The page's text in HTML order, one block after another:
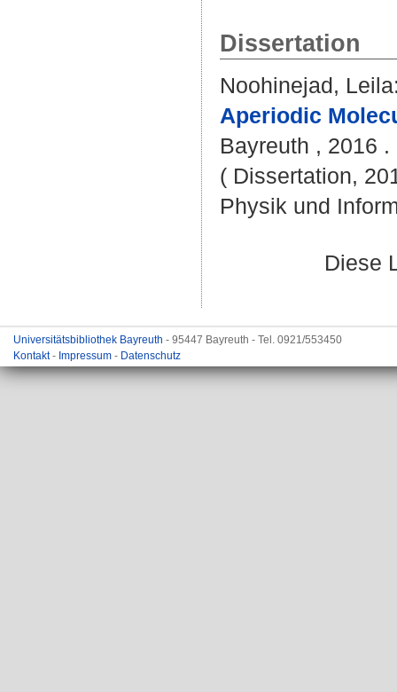
Dissertation
Noohinejad, Leila
Aperiodic
Bayreuth , 2016
( Dissertation,
Physik und
Diese
Universitätsbibliothek Bayreuth - 95447 Bayreuth - Tel. 0921/553450
Kontakt- Impressum - Datenschutz